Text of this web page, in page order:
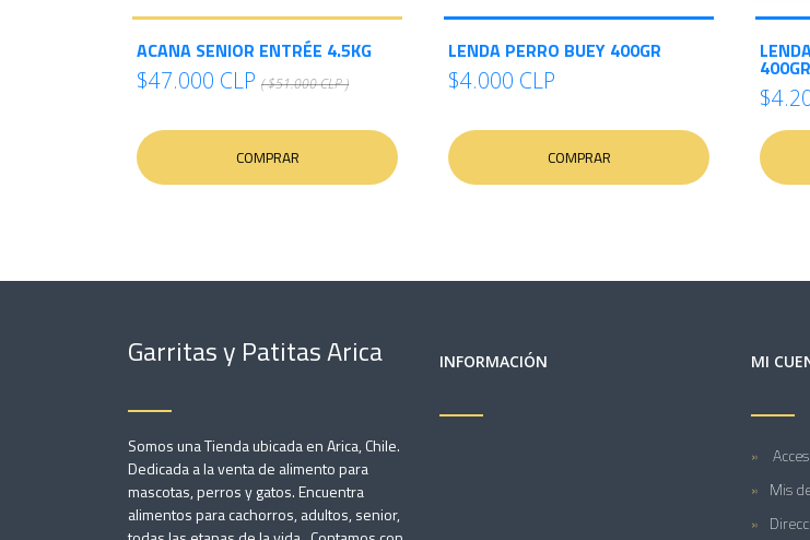
ACANA SENIOR ENTRÉE 4.5KG
$47.000 CLP ( $51.000 CLP )
COMPRAR
LENDA PERRO BUEY 400GR
$4.000 CLP
COMPRAR
400GR
Garritas y Patitas Arica
Somos una Tienda ubicada en Arica, Chile.
Dedicada a la venta de alimento para
mascotas, perros y gatos. Encuentra
alimentos para cachorros, adultos, senior,
INFORMACIÓN MI
Mis